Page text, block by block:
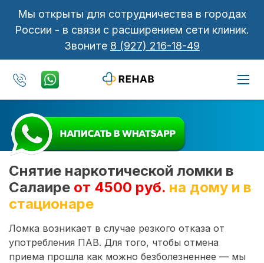
Мы открыты для сотрудничества в городах
России - в связи с расширением сети клиник.
Звоните 8 (927) 216-18-49
Снятие наркотической ломки в
Салаире от 4500 руб. на дому и в
стационаре
Ломка возникает в случае резкого отказа от
употребления ПАВ. Для того, чтобы отмена
приема прошла как можно безболезненнее — мы